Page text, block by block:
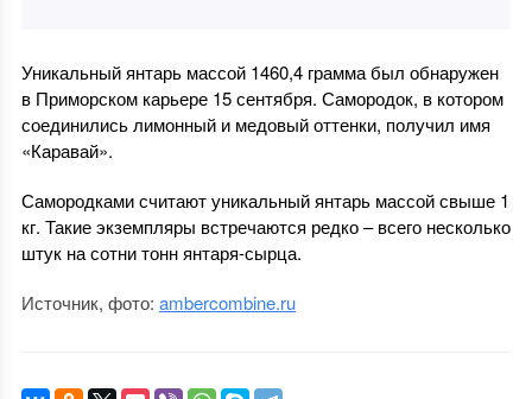
Уникальный янтарь массой 1460,4 грамма был обнаружен
в Приморском карьере 15 сентября. Самородок, в котором
соединились лимонный и медовый оттенки, получил имя
«Каравай».
Самородками считают уникальный янтарь массой свыше 1
кг. Такие экземпляры встречаются редко – всего несколько
штук на сотни тонн янтаря-сырца.
Источник, фото: ambercombine.ru